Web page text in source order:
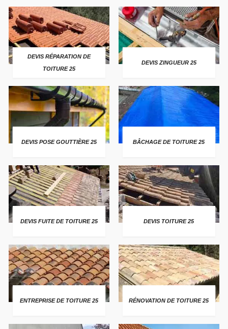
DEVIS RÉPARATION DE
TOITURE 25
DEVIS ZINGUEUR 25
DEVIS POSE GOUTTIÈRE 25 BÂCHAGE DE TOITURE 25
DEVIS FUITE DE TOITURE 25 DEVIS TOITURE 25
ENTREPRISE DE TOITURE 25 RÉNOVATION DE TOITURE 25